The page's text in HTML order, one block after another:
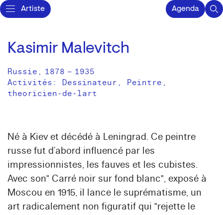
Artiste Agenda
Kasimir Malevitch
Russie , 1878 – 1935
Activités: Dessinateur
Peintre
theoricien-de-lart
Né à Kiev et décédé à Leningrad. Ce peintre
russe fut d’abord influencé par les
impressionnistes, les fauves et les cubistes.
Avec son" Carré noir sur fond blanc", exposé à
Moscou en 1915, il lance le suprématisme, un
art radicalement non figuratif qui "rejette le